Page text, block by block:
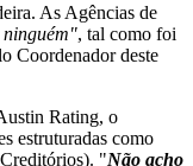
As Agências de
ninguém", tal como foi
Coordenador deste
Rating, o
estruturadas como
"Não acho